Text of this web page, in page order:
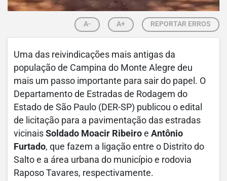
A- A+ REPORTAR ERROS
Uma das reivindicações mais antigas da
população de Campina do Monte Alegre deu
mais um passo importante para sair do papel. O
Departamento de Estradas de Rodagem do
Estado de São Paulo (DER-SP) publicou o edital
de licitação para a pavimentação das estradas
vicinais Soldado Moacir Ribeiro e Antônio
Furtado, que fazem a ligação entre o Distrito do
Salto e a área urbana do município e rodovia
Raposo Tavares, respectivamente.